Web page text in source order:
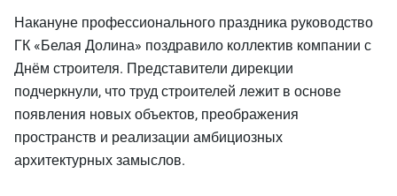
Накануне профессионального праздника руководство
ГК «Белая Долина» поздравило коллектив компании с
Днём строителя. Представители дирекции
подчеркнули, что труд строителей лежит в основе
появления новых объектов, преображения
пространств и реализации амбициозных
архитектурных замыслов.